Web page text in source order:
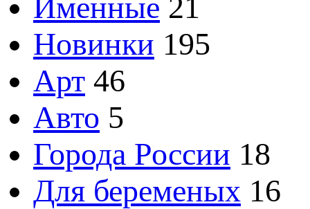
Именные 21
Новинки 195
Арт 46
Авто 5
Города России 18
Для беременых 16